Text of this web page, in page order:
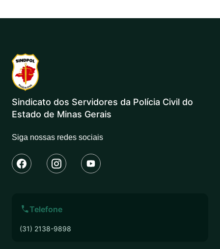
Sindicato dos Servidores da Polícia Civil do
Estado de Minas Gerais
Siga nossas redes sociais
Telefone
(31) 2138-9898